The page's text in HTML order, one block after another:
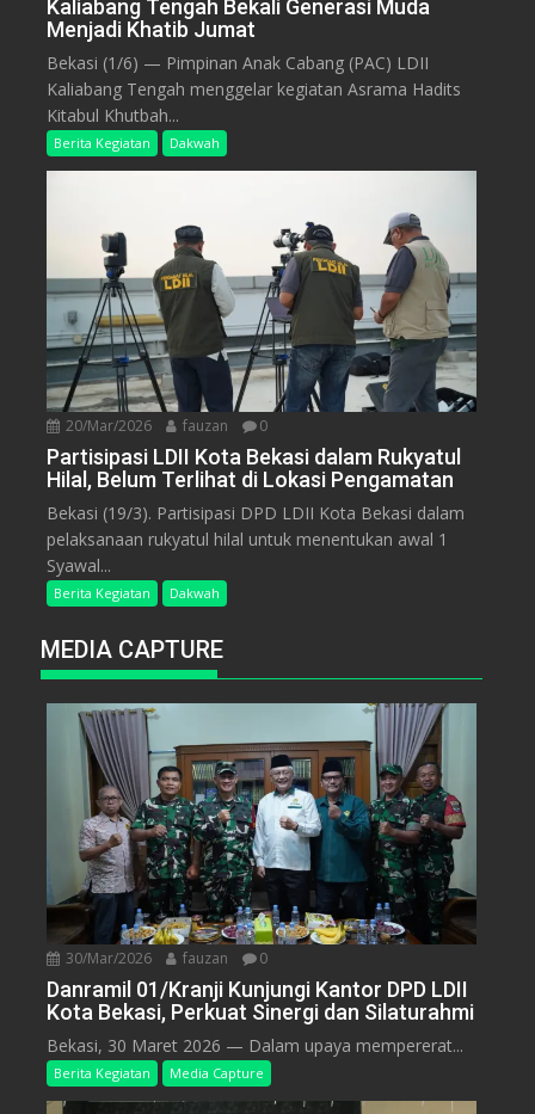
Kaliabang Tengah Bekali Generasi Muda
Menjadi Khatib Jumat
Bekasi (1/6) — Pimpinan Anak Cabang (PAC) LDII
Kaliabang Tengah menggelar kegiatan Asrama Hadits
Kitabul Khutbah...
Berita Kegiatan Dakwah
20/Mar/2026 fauzan 0
Partisipasi LDII Kota Bekasi dalam Rukyatul
Hilal, Belum Terlihat di Lokasi Pengamatan
Bekasi (19/3). Partisipasi DPD LDII Kota Bekasi dalam
pelaksanaan rukyatul hilal untuk menentukan awal 1
Syawal...
Berita Kegiatan Dakwah
MEDIA CAPTURE
30/Mar/2026 fauzan 0
Danramil 01/Kranji Kunjungi Kantor DPD LDII
Kota Bekasi, Perkuat Sinergi dan Silaturahmi
Bekasi, 30 Maret 2026 — Dalam upaya mempererat...
Berita Kegiatan Media Capture